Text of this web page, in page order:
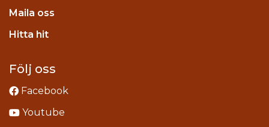
Maila oss
Hitta hitstagram
Följ oss
Facebook
Youtube